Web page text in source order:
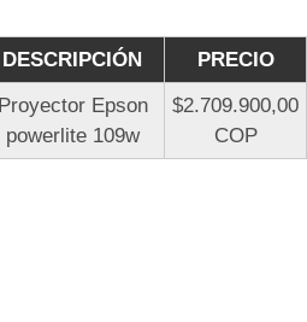
DESCRIPCIÓN PRECIO
Proyector Epson
powerlite 109w
$2.709.900,00
COP